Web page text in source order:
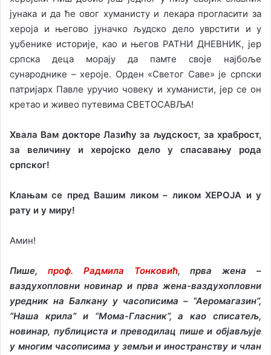
јунака и да ће овог хуманисту и лекара прогласити за
хероја и његово јуначко људско дело уврстити и у
уџбенике историје, као и његов РАТНИ ДНЕВНИК, јер
српска деца морају да памте своје најбоље
сународнике – хероје. Орден «Светог Саве» је српски
патријарх Павле уручио човеку и хуманисти, јер се он
кретао и живео путевима СВЕТОСАВЉА!
Хвала Вам докторе Лазићу за људскост, за храброст,
за величину и херојско дело у спасавању рода
српског!
Клањам се пред Вашим ликом – ликом ХЕРОЈА и у
рату и у миру!
Амин!
Пише, проф. Радмила Тонковић, прва жена –
ваздухопловни новинар и прва жена-ваздухопловни
уредник на Балкану у часописима – “Аеромагазин”,
“Наша крила” и “Мома-Гласник”, а као списатељ,
новинар, публициста и преводилац пише и објављује
у многим часописима у земљи и иностранству и члан